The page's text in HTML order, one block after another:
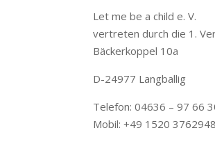
Let me be a child e. V.
vertreten durch die 1.
Bäckerkoppel 10a
D-24977 Langballig
Telefon: 04636 – 97 66
Mobil: +49 1520 3762948